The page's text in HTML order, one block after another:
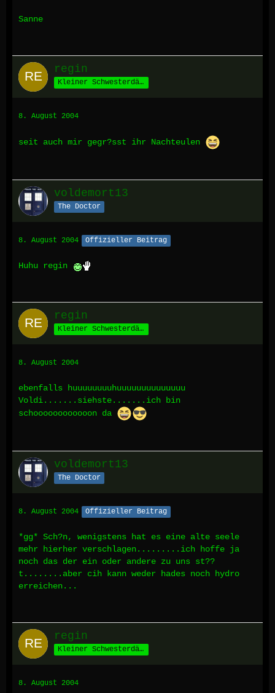
Sanne
regin
Kleiner Schwesterdämon
8. August 2004
seit auch mir gegr?sst ihr Nachteulen
voldemort13
The Doctor
8. August 2004 Offizieller Beitrag
Huhu regin
regin
Kleiner Schwesterdämon
8. August 2004
ebenfalls huuuuuuuuhuuuuuuuuuuuuuu
Voldi.......siehste.......ich bin
schoooooooooooon da
voldemort13
The Doctor
8. August 2004 Offizieller Beitrag
*gg* Sch?n, wenigstens hat es eine alte seele
mehr hierher verschlagen.........ich hoffe ja
noch das der ein oder andere zu uns st??
t........aber cih kann weder hades noch hydro
erreichen...
regin
Kleiner Schwesterdämon
8. August 2004